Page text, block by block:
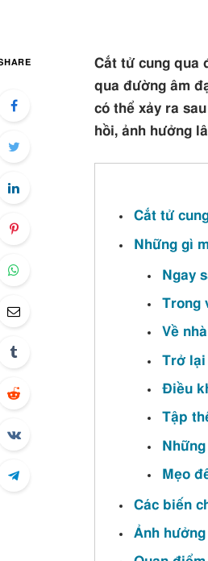
Cắt tử cung qua
qua đường âm
có thể xảy ra
hồi, ảnh hưởng
Cắt tử
Những gì
Ngay
Trong
Về nhà
Trở lại
Điều
Tập
Mẹo
Các biến
Ảnh